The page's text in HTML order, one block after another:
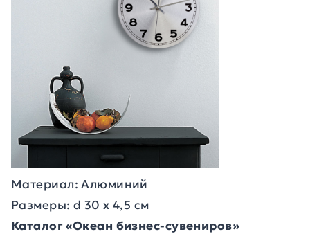
Материал: Алюминий
Размеры: d 30 х 4,5 см
Каталог «Океан бизнес-сувениров»